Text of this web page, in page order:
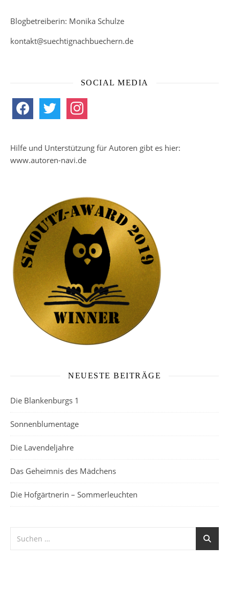
Blogbetreiberin: Monika Schulze
kontakt@suechtignachbuechern.de
SOCIAL MEDIA
facebook twitter instagram
Hilfe und Unterstützung für Autoren gibt es hier:
www.autoren-navi.de
NEUESTE BEITRÄGE
Die Blankenburgs 1
Sonnenblumentage
Die Lavendeljahre
Das Geheimnis des Mädchens
Die Hofgärtnerin – Sommerleuchten